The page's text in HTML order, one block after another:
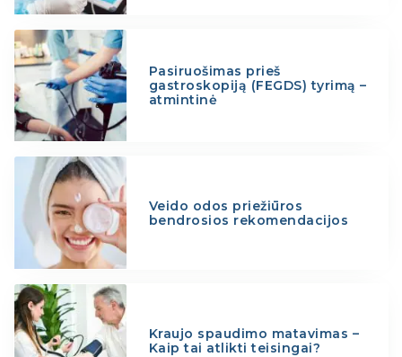
Pasiruošimas prieš
gastroskopiją (FEGDS) tyrimą –
atmintinė
Veido odos priežiūros
bendrosios rekomendacijos
Kraujo spaudimo matavimas –
Kaip tai atlikti teisingai?